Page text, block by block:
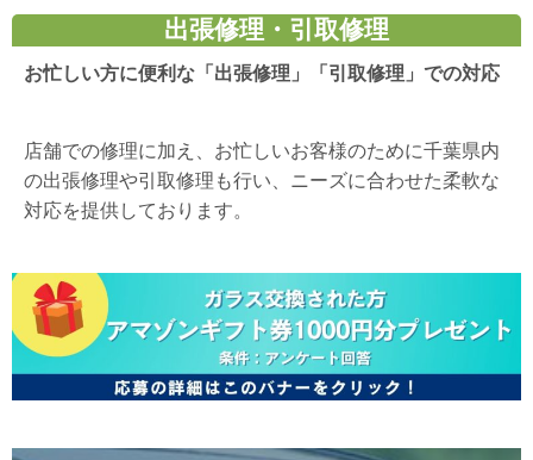
出張修理・引取修理
お忙しい方に便利な「出張修理」「引取修理」での対応
店舗での修理に加え、お忙しいお客様のために千葉県内
の出張修理や引取修理も行い、ニーズに合わせた柔軟な
対応を提供しております。